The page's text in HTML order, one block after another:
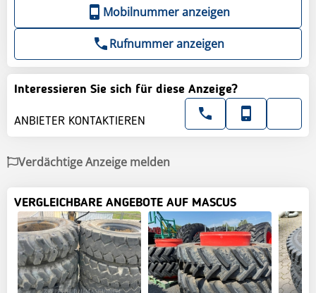
Mobilnummer anzeigen
Rufnummer anzeigen
Interessieren Sie sich für diese Anzeige?
ANBIETER KONTAKTIEREN
Verdächtige Anzeige melden
VERGLEICHBARE ANGEBOTE AUF MASCUS